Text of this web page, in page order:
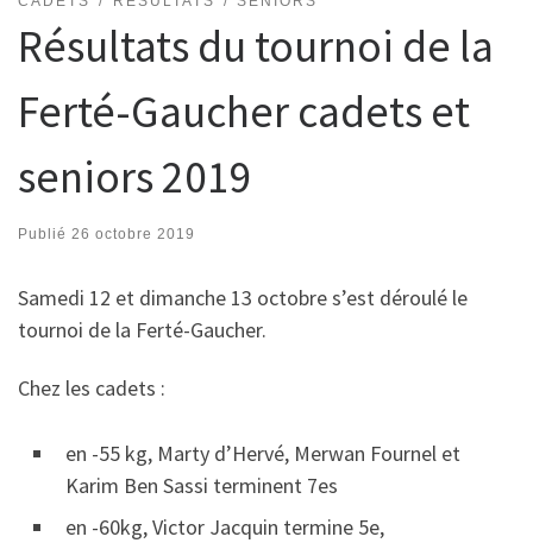
Résultats du tournoi de la
Ferté-Gaucher cadets et
seniors 2019
Publié 26 octobre 2019
Samedi 12 et dimanche 13 octobre s’est déroulé le
tournoi de la Ferté-Gaucher.
Chez les cadets :
en -55 kg, Marty d’Hervé, Merwan Fournel et
Karim Ben Sassi terminent 7es
en -60kg, Victor Jacquin termine 5e,